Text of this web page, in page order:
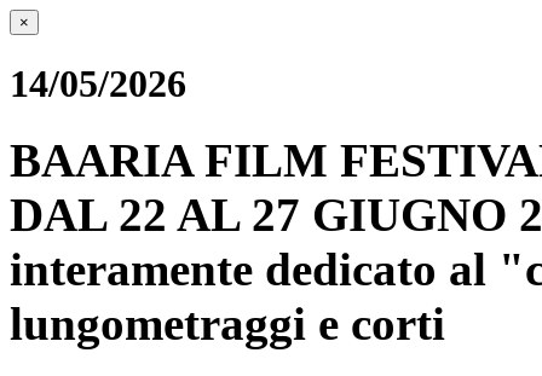
×
14/05/2026
BAARIA FILM
DAL 22 AL 27 GIUGNO
interamente dedicato al
lungometraggi e corti